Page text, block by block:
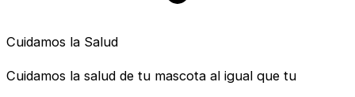
Cuidamos la Salud
Cuidamos la salud de tu mascota al igual que tu